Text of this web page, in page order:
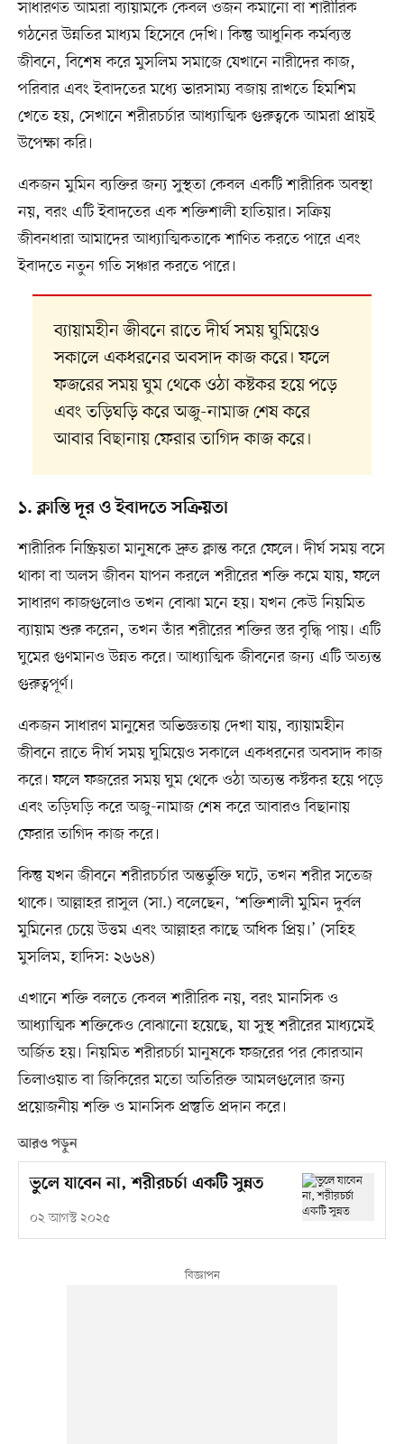
সাধারণত আমরা ব্যায়ামকে কেবল ওজন কমানো বা শারীরিক
গঠনের উন্নতির মাধ্যম হিসেবে দেখি। কিন্তু আধুনিক কর্মব্যস্ত
জীবনে, বিশেষ করে মুসলিম সমাজে যেখানে নারীদের কাজ,
পরিবার এবং ইবাদতের মধ্যে ভারসাম্য বজায় রাখতে হিমশিম
খেতে হয়, সেখানে শরীরচর্চার আধ্যাত্মিক গুরুত্বকে আমরা প্রায়ই
উপেক্ষা করি।
একজন মুমিন ব্যক্তির জন্য সুস্থতা কেবল একটি শারীরিক অবস্থা
নয়, বরং এটি ইবাদতের এক শক্তিশালী হাতিয়ার। সক্রিয়
জীবনধারা আমাদের আধ্যাত্মিকতাকে শাণিত করতে পারে এবং
ইবাদতে নতুন গতি সঞ্চার করতে পারে।
ব্যায়ামহীন জীবনে রাতে দীর্ঘ সময় ঘুমিয়েও
সকালে একধরনের অবসাদ কাজ করে। ফলে
ফজরের সময় ঘুম থেকে ওঠা কষ্টকর হয়ে পড়ে
এবং তড়িঘড়ি করে অজু-নামাজ শেষ করে
আবার বিছানায় ফেরার তাগিদ কাজ করে।
১. ক্লান্তি দূর ও ইবাদতে সক্রিয়তা
শারীরিক নিষ্ক্রিয়তা মানুষকে দ্রুত ক্লান্ত করে ফেলে। দীর্ঘ সময় বসে
থাকা বা অলস জীবন যাপন করলে শরীরের শক্তি কমে যায়, ফলে
সাধারণ কাজগুলোও তখন বোঝা মনে হয়। যখন কেউ নিয়মিত
ব্যায়াম শুরু করেন, তখন তাঁর শরীরের শক্তির স্তর বৃদ্ধি পায়। এটি
ঘুমের গুণমানও উন্নত করে। আধ্যাত্মিক জীবনের জন্য এটি অত্যন্ত
গুরুত্বপূর্ণ।
একজন সাধারণ মানুষের অভিজ্ঞতায় দেখা যায়, ব্যায়ামহীন
জীবনে রাতে দীর্ঘ সময় ঘুমিয়েও সকালে একধরনের অবসাদ কাজ
করে। ফলে ফজরের সময় ঘুম থেকে ওঠা অত্যন্ত কষ্টকর হয়ে পড়ে
এবং তড়িঘড়ি করে অজু-নামাজ শেষ করে আবারও বিছানায়
ফেরার তাগিদ কাজ করে।
কিন্তু যখন জীবনে শরীরচর্চার অন্তর্ভুক্তি ঘটে, তখন শরীর সতেজ
থাকে। আল্লাহর রাসুল (সা.) বলেছেন, ‘শক্তিশালী মুমিন দুর্বল
মুমিনের চেয়ে উত্তম এবং আল্লাহর কাছে অধিক প্রিয়।’ (সহিহ
মুসলিম, হাদিস: ২৬৬৪)
এখানে শক্তি বলতে কেবল শারীরিক নয়, বরং মানসিক ও
আধ্যাত্মিক শক্তিকেও বোঝানো হয়েছে, যা সুস্থ শরীরের মাধ্যমেই
অর্জিত হয়। নিয়মিত শরীরচর্চা মানুষকে ফজরের পর কোরআন
তিলাওয়াত বা জিকিরের মতো অতিরিক্ত আমলগুলোর জন্য
প্রয়োজনীয় শক্তি ও মানসিক প্রস্তুতি প্রদান করে।
আরও পড়ুন
ভুলে যাবেন না, শরীরচর্চা একটি সুন্নত
০২ আগস্ট ২০২৫